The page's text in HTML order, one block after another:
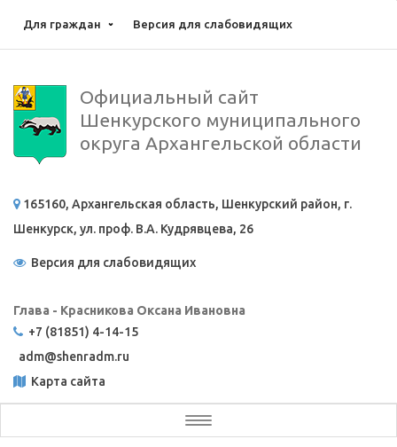
Для граждан Версия для слабовидящих
Официальный сайт
Шенкурского муниципального
округа Архангельской области
165160, Архангельская область, Шенкурский район, г.
Шенкурск, ул. проф. В.А. Кудрявцева, 26
Версия для слабовидящих
Глава - Красникова Оксана Ивановна
+7 (81851) 4-14-15
adm@shenradm.ru
Карта сайта
Toggle
navigation